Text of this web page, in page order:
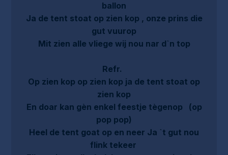
ballon
Ja de tent stoat op zien kop , onze prins die
gut vuurop
Mit zien alle vliege wij nou nar d`n top
Refr.
Op zien kop op zien kop ja de tent stoat op
zien kop
En doar kan gèn enkel feestje tègenop (op
pop pop)
Heel de tent goat op en neer Ja `t gut nou
flink tekeer